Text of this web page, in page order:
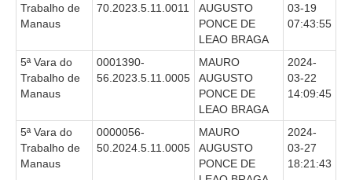
Trabalho de
Manaus
70.2023.5.11.0011
AUGUSTO
PONCE DE
LEAO BRAGA
03-19
07:43:55
5ª Vara do
Trabalho de
Manaus
0001390-
56.2023.5.11.0005
MAURO
AUGUSTO
PONCE DE
LEAO BRAGA
2024-
03-22
14:09:45
5ª Vara do
Trabalho de
Manaus
0000056-
50.2024.5.11.0005
MAURO
AUGUSTO
PONCE DE
2024-
03-27
18:21:43